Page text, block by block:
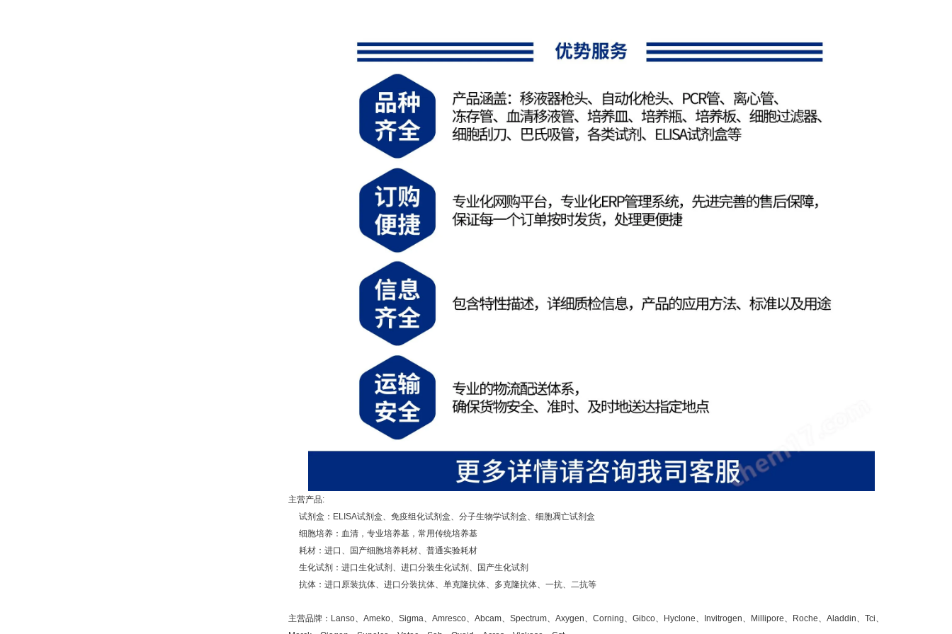
主营产品:
试剂盒：ELISA试剂盒、免疫组化试剂盒、分子生物学试剂盒、细胞凋亡试剂盒
细胞培养：血清，专业培养基，常用传统培养基
耗材：进口、国产细胞培养耗材、普通实验耗材
生化试剂：进口生化试剂、进口分装生化试剂、国产生化试剂
抗体：进口原装抗体、进口分装抗体、单克隆抗体、多克隆抗体、一抗、二抗等
主营品牌：Lanso、Ameko、Sigma、Amresco、Abcam、Spectrum、Axygen、Corning、Gibco、Hyclone、Invitrogen、Millipore、Roche、Aladdin、Tci、